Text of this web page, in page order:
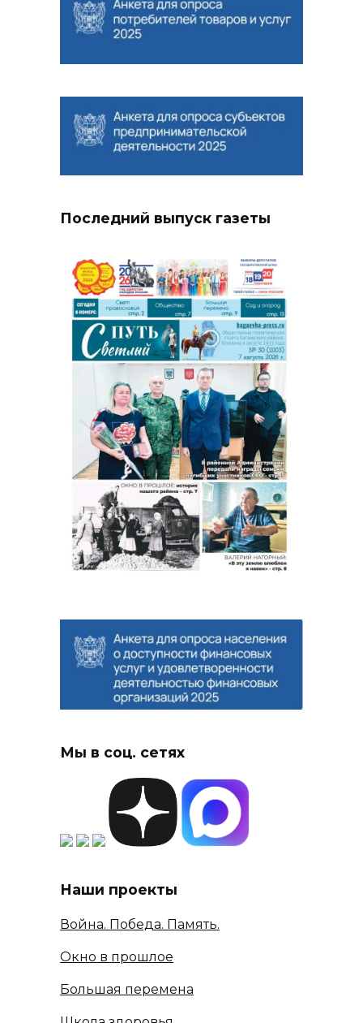
Последний выпуск газеты
Мы в соц. сетях
Наши проекты
Война. Победа. Память.
Окно в прошлое
Большая перемена